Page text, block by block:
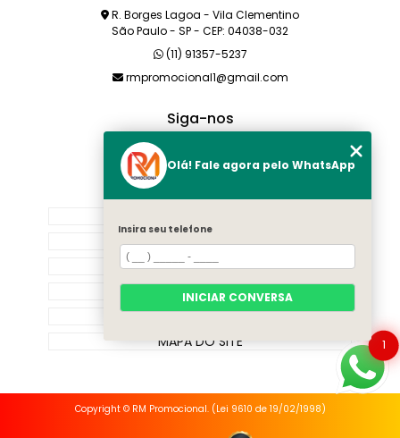
R. Borges Lagoa - Vila Clementino
São Paulo - SP - CEP: 04038-032
(11) 91357-5237
rmpromocional1@gmail.com
Siga-nos
SOBRE NÓS
PRODUTOS
CATEGORIAS
CONTATO
MAPA DO SITE
Copyright © RM Promocional. (Lei 9610 de 19/02/1998)
1
Olá! Fale agora pelo WhatsApp
Insira seu telefone
INICIAR CONVERSA